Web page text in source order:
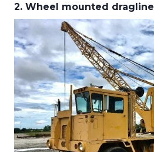
2. Wheel mounted dragline